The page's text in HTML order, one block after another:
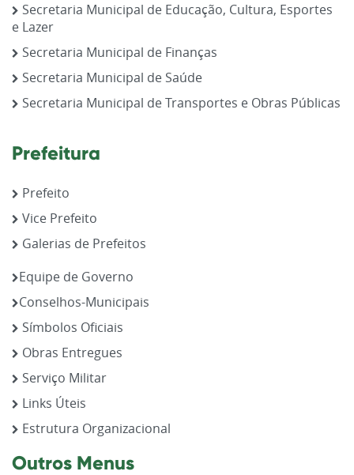
Secretaria Municipal de Educação, Cultura, Esportes
e Lazer
Secretaria Municipal de Finanças
Secretaria Municipal de Saúde
Secretaria Municipal de Transportes e Obras Públicas
Prefeitura
Prefeito
Vice Prefeito
Galerias de Prefeitos
Equipe de Governo
Conselhos-Municipais
Símbolos Oficiais
Obras Entregues
Serviço Militar
Links Úteis
Estrutura Organizacional
Outros Menus